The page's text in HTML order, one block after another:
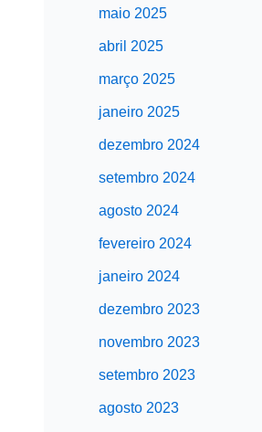
maio 2025
abril 2025
março 2025
janeiro 2025
dezembro 2024
setembro 2024
agosto 2024
fevereiro 2024
janeiro 2024
dezembro 2023
novembro 2023
setembro 2023
agosto 2023